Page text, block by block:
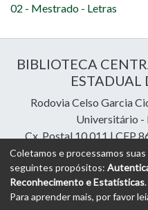
02 - Mestrado - Letras
BIBLIOTECA
ESTADUAL
Rodovia Celso Garcia
Universitário
Cx. Postal 10.011 | CEP
Contatos: e-mail:
DSpace Cloud Software
Libraries
Coletamos e processamos
seguintes propósitos:
Reconhecimento e Estatísticas.
Para aprender mais, por favor